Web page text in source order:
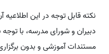
نکته قابل توجه در این
دبیران و شورای مدرسه، با
مستندات آموزشی و بدون